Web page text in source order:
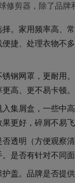
修剪器，除了品
择。家用频率高、
捷、处理衣物不
钢网罩，更耐用
高、更不易卡顿。
入集屑盒，一些中
更好，碎屑不易
否透明（方便观察
是否有针对不同
护盖。品牌是否提